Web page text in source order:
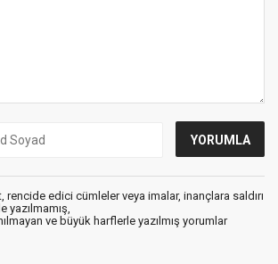
rencide edici cümleler veya imalar, inançlara saldırı
yazılmamış,
ve büyük harflerle yazılmış yorumlar